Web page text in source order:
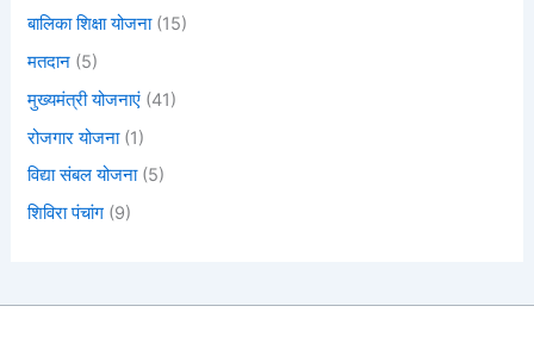
बालिका शिक्षा योजना(15)
मतदान (5)
मुख्यमंत्री योजनाएं (41)
रोजगार योजना(1)
विद्या संबल योजना(5)
शिविरा पंचांग (9)